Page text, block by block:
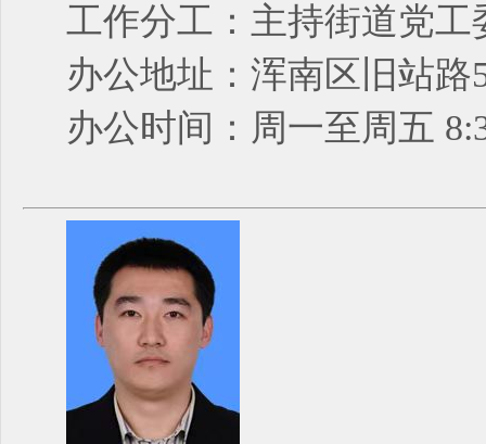
工作分工：主持街道党工
办公地址：浑南区旧站路
办公时间：周一至周五